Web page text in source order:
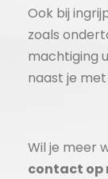
Ook bij
zoals
machtiging
naast je
Wil je meer
contact op